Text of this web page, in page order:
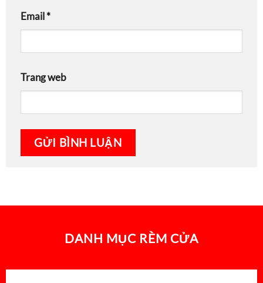
Email*
Trang web
DANH MỤC RÈM CỬA